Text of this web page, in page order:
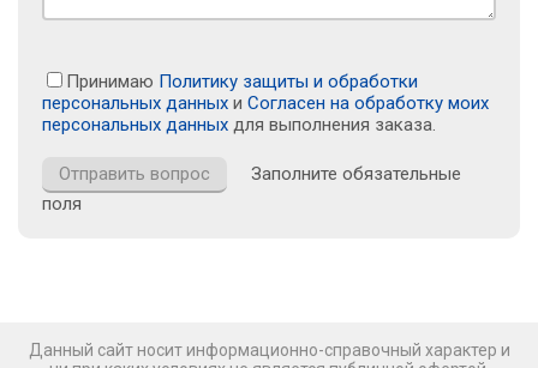
Принимаю Политику защиты и обработки
персональных данных и Согласен на обработку моих
персональных данных для выполнения заказа.
Заполните обязательные
поля
Данный сайт носит информационно-справочный характер и